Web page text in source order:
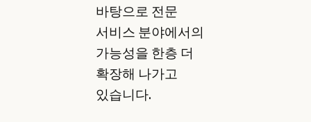
바탕으로 전문
서비스 분야에서의
가능성을 한층 더
확장해 나가고
있습니다.